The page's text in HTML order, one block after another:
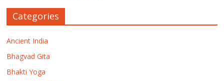
Categories
Ancient India
Bhagvad Gita
Bhakti Yoga